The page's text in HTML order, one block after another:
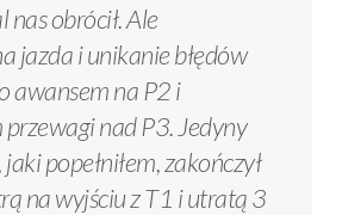
obrócił. Ale
jazda i unikanie błędów
awansem na P2 i
nad P3. Jedyny
popełniłem, zakończył
na wyjściu z T1 i utratą 3